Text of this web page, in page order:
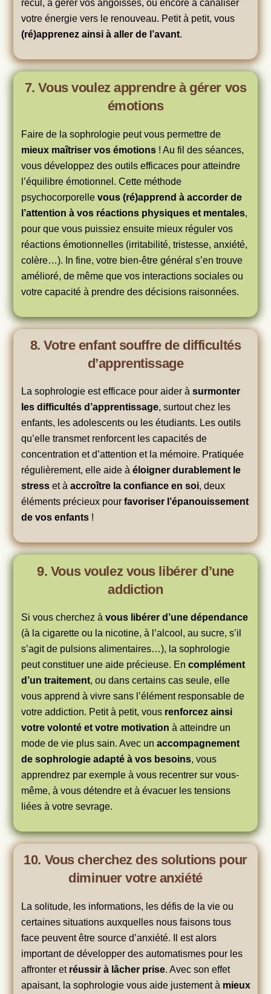
recul, à gérer vos angoisses, ou encore à canaliser
votre énergie vers le renouveau. Petit à petit, vous
(ré)apprenez ainsi à aller de l’avant.
7. Vous voulez apprendre à gérer vos
émotions
Faire de la sophrologie peut vous permettre de
mieux maîtriser vos émotions! Au fil des séances,
vous développez des outils efficaces pour atteindre
l’équilibre émotionnel. Cette méthode
psychocorporelle vous (ré)apprend à accorder de
l’attention à vos réactions physiques et mentales,
pour que vous puissiez ensuite mieux réguler vos
réactions émotionnelles (irritabilité, tristesse, anxiété,
colère…). In fine, votre bien-être général s’en trouve
amélioré, de même que vos interactions sociales ou
votre capacité à prendre des décisions raisonnées.
8. Votre enfant souffre de difficultés
d’apprentissage
La sophrologie est efficace pour aider à surmonter
les difficultés d’apprentissage, surtout chez les
enfants, les adolescents ou les étudiants. Les outils
qu’elle transmet renforcent les capacités de
concentration et d’attention et la mémoire. Pratiquée
régulièrement, elle aide à éloigner durablement le
stresset à accroître la confiance en soi, deux
éléments précieux pour favoriser l’épanouissement
de vos enfants !
9. Vous voulez vous libérer d’une
addiction
Si vous cherchez à vous libérer d’une dépendance
(à la cigarette ou la nicotine, à l’alcool, au sucre, s’il
s’agit de pulsions alimentaires…), la sophrologie
peut constituer une aide précieuse. En complément
d’un traitement, ou dans certains cas seule, elle
vous apprend à vivre sans l’élément responsable de
votre addiction. Petit à petit, vous renforcez ainsi
votre volonté et votre motivation à atteindre un
mode de vie plus sain. Avec un accompagnement
de sophrologie adapté à vos besoins, vous
apprendrez par exemple à vous recentrer sur vous-
même, à vous détendre et à évacuer les tensions
liées à votre sevrage.
10. Vous cherchez des solutions pour
diminuer votre anxiété
La solitude, les informations, les défis de la vie ou
certaines situations auxquelles nous faisons tous
face peuvent être source d’anxiété. Il est alors
important de développer des automatismes pour les
affronter et réussir à lâcher prise. Avec son effet
apaisant, la sophrologie vous aide justement à mieux